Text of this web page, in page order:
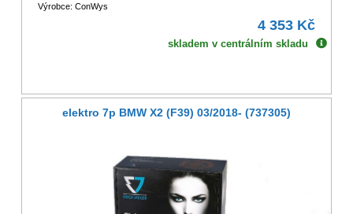
Výrobce: ConWys
4 353 Kč
skladem v centrálním skladu
elektro 7p BMW X2 (F39) 03/2018- (737305)